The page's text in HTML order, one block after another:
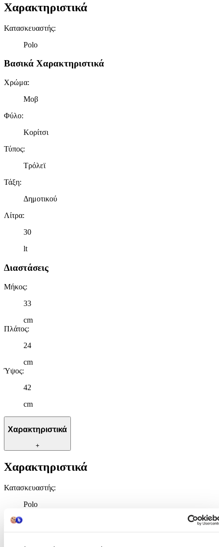
Χαρακτηριστικά
Κατασκευαστής:
Polo
Βασικά Χαρακτηριστικά
Χρώμα:
Μοβ
Φύλο:
Κορίτσι
Τύπος:
Τρόλεϊ
Τάξη:
Δημοτικού
Λίτρα:
30
lt
Διαστάσεις
Μήκος:
33
cm
Πλάτος:
24
cm
Ύψος:
42
cm
Χαρακτηριστικά
+
Χαρακτηριστικά
Κατασκευαστής:
Polo
Βασικά Χαρακτηριστικά